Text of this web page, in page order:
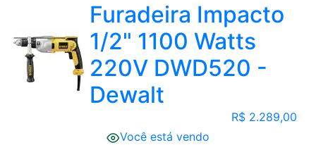
Furadeira Impacto
1/2" 1100 Watts
220V DWD520 -
Dewalt
R$ 2.289,00
Você está vendo